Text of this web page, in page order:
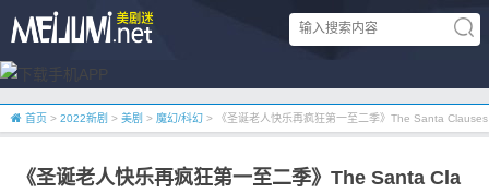
首页 > 2022新剧 > 美剧 > 魔幻/科幻 > 《圣诞老人快乐再疯狂第一至二季》The Santa
《圣诞老人快乐再疯狂第一至二季》The Santa Cla